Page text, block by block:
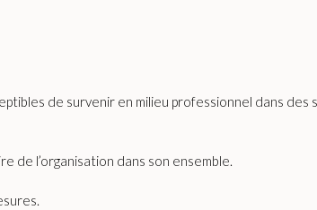
de survenir en milieu professionnel dans des
de l’organisation dans son ensemble.